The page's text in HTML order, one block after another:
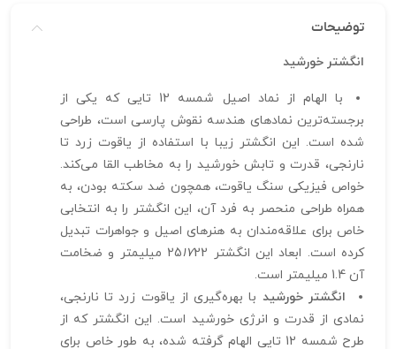
توضیحات
انگشتر خورشید
با الهام از نماد اصیل شمسه 12 تایی که یکی از
برجسته‌ترین نمادهای هندسه نقوش پارسی است، طراحی
شده است. این انگشتر زیبا با استفاده از یاقوت زرد تا
نارنجی، قدرت و تابش خورشید را به مخاطب القا می‌کند.
خواص فیزیکی سنگ یاقوت، همچون ضد سکته بودن، به
همراه طراحی منحصر به فرد آن، این انگشتر را به انتخابی
خاص برای علاقه‌مندان به هنرهای اصیل و جواهرات تبدیل
کرده است. ابعاد این انگشتر 25
17
22 میلیمتر و ضخامت
آن 1.4 میلیمتر است.
انگشتر خورشید با بهره‌گیری از یاقوت زرد تا نارنجی،
نمادی از قدرت و انرژی خورشید است. این انگشتر که از
طرح شمسه 12 تایی الهام گرفته شده، به طور خاص برای